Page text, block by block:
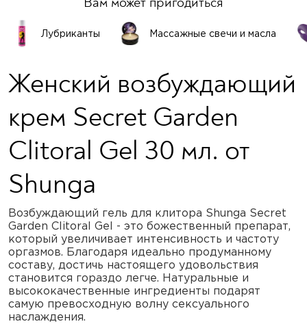
Лубриканты Массажные свечи и масла
Женский возбуждающий
крем Secret Garden
Clitoral Gel 30 мл. от
Shunga
Возбуждающий гель для клитора Shunga Secret
Garden Clitoral Gel - это божественный препарат,
который увеличивает интенсивность и частоту
оргазмов. Благодаря идеально продуманному
составу, достичь настоящего удовольствия
становится гораздо легче. Натуральные и
высококачественные ингредиенты подарят
самую превосходную волну сексуального
наслаждения.